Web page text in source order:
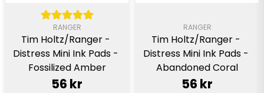
RANGER
Tim Holtz/Ranger -
Distress Mini Ink Pads -
Fossilized Amber
56 kr
RANGER
Tim Holtz/Ranger -
Distress Mini Ink Pads -
Abandoned Coral
56 kr